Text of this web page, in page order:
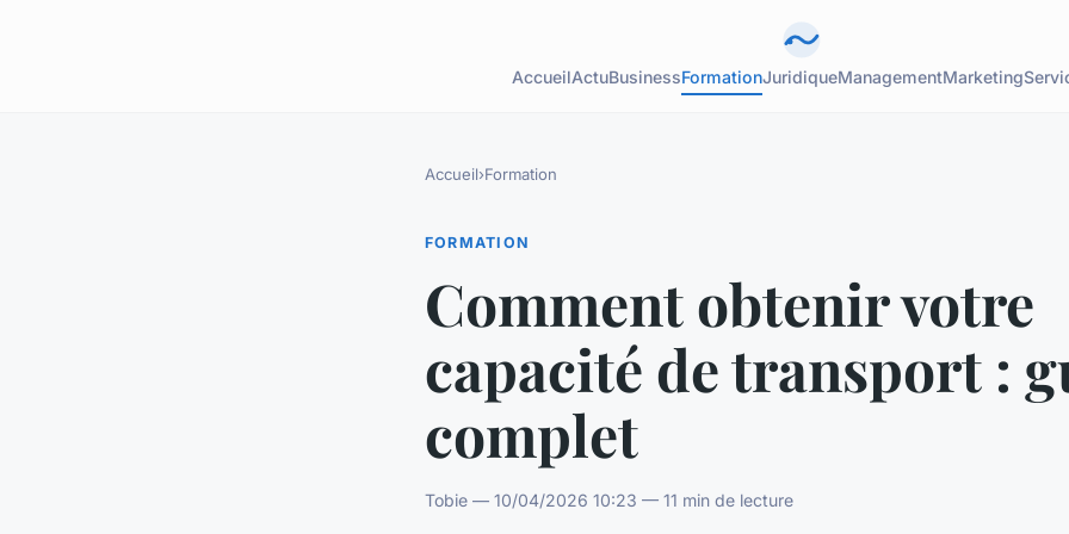
AccueilActuBusinessFormationJuridiqueManagementMarketing
Accueil›Formation
FORMATION
Comment obtenir votre
capacité de transport :
complet
Tobie — 10/04/2026 10:23 — 11 min de lecture